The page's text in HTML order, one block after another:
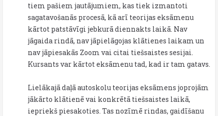
tiem pašiem jautājumiem, kas tiek izmantoti
sagatavošanās procesā, kā arī teorijas eksāmenu
kārtot patstāvīgi jebkurā diennakts laikā. Nav
jāgaida rindā, nav jāpielāgojas klātienes laikam un
nav jāpiesakās Zoom vai citai tiešsaistes sesijai.
Kursants var kārtot eksāmenu tad, kad ir tam gatavs.
Lielākajā daļā autoskolu teorijas eksāmens joprojām
jākārto klātienē vai konkrētā tiešsaistes laikā,
iepriekš piesakoties. Tas nozīmē rindas, gaidīšanu